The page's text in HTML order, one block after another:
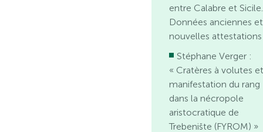
entre Calabre et Sicile.
Données anciennes et
nouvelles
Stéphane Verger :
« Cratères à volutes
manifestation du rang
dans la nécropole
aristocratique de
Trebenište (FYROM) »